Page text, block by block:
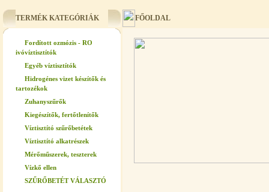
TERMÉK KATEGÓRIÁK
Fordított ozmózis - RO
ivóvíztisztítók
Egyéb víztisztítók
Hidrogénes vizet készítők és
tartozékok
Zuhanyszűrők
Kiegészítők, fertőtlenítők
Víztisztító szűrőbetétek
Víztisztító alkatrészek
Mérőműszerek, teszterek
Vízkő ellen
SZŰRŐBETÉT VÁLASZTÓ
FŐOLDAL